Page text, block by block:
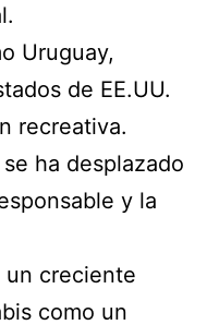
Uruguay,
de EE.UU.
recreativa.
ha desplazado
y la
un creciente
como un